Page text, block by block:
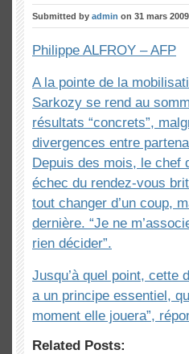
Submitted by admin on 31 mars
Philippe ALFROY – AFP
A la pointe de la
Sarkozy se rend au
résultats “concrets”,
divergences entre
Depuis des mois, le chef
échec du rendez-vous
tout changer d’un coup,
dernière. “Je ne
rien décider”.
Jusqu’à quel point, cette
a un principe essentiel,
moment elle jouera”,
Related Posts: